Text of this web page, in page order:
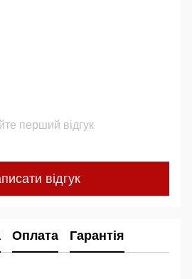
перший відгук
відгук
Оплата Гарантія